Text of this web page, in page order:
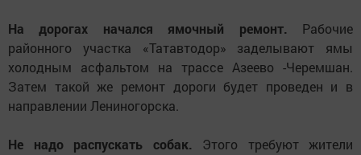
На дорогах начался ямочный ремонт. Рабочие
районного участка «Татавтодор» заделывают ямы
холодным асфальтом на трассе Азеево -Черемшан.
Затем такой же ремонт дороги будет проведен и в
направлении Лениногорска.
Не надо распускать собак. Этого требуют жители